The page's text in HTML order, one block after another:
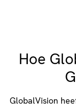
Hoe
GlobalVision